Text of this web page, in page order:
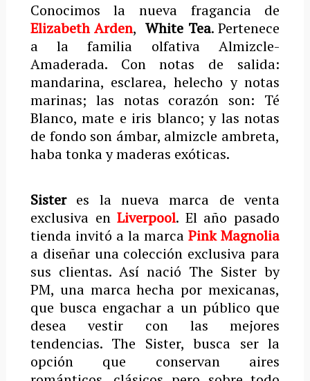
Conocimos la nueva fragancia de
Elizabeth Arden, White Tea. Pertenece
a la familia olfativa Almizcle-
Amaderada. Con notas de salida:
mandarina, esclarea, helecho y notas
marinas; las notas corazón son: Té
Blanco, mate e iris blanco; y las notas
de fondo son ámbar, almizcle ambreta,
haba tonka y maderas exóticas.
Sisteres la nueva marca de venta
exclusiva enLiverpool. El año pasado
tienda invitó a la marcaPink Magnolia
a diseñar una colección exclusiva para
sus clientas. Así nació The Sister by
PM, una marca hecha por mexicanas,
que busca engachar a un público que
desea vestir con las mejores
tendencias. The Sister, busca ser la
opción que conservan aires